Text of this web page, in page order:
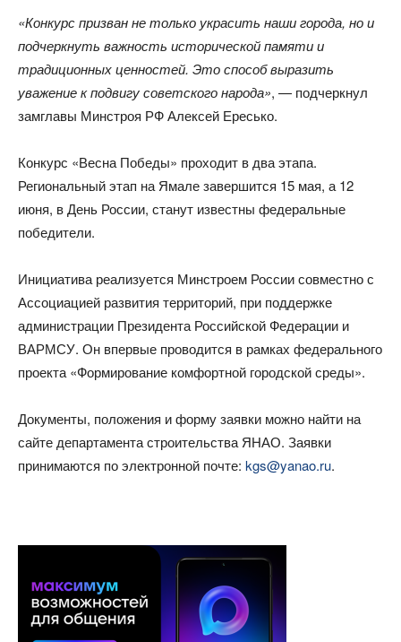
«Конкурс призван не только украсить наши города, но и
подчеркнуть важность исторической памяти и
традиционных ценностей. Это способ выразить
уважение к подвигу советского народа», — подчеркнул
замглавы Минстроя РФ Алексей Ересько.
Конкурс «Весна Победы» проходит в два этапа.
Региональный этап на Ямале завершится 15 мая, а 12
июня, в День России, станут известны федеральные
победители.
Инициатива реализуется Минстроем России совместно с
Ассоциацией развития территорий, при поддержке
администрации Президента Российской Федерации и
ВАРМСУ. Он впервые проводится в рамках федерального
проекта «Формирование комфортной городской среды».
Документы, положения и форму заявки можно найти на
сайте департамента строительства ЯНАО. Заявки
принимаются по электронной почте: kgs@yanao.ru.